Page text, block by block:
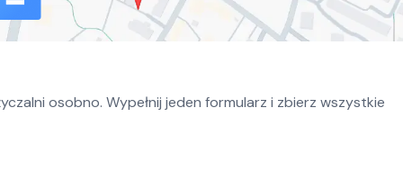
osobno. Wypełnij jeden formularz i zbierz wszystkie